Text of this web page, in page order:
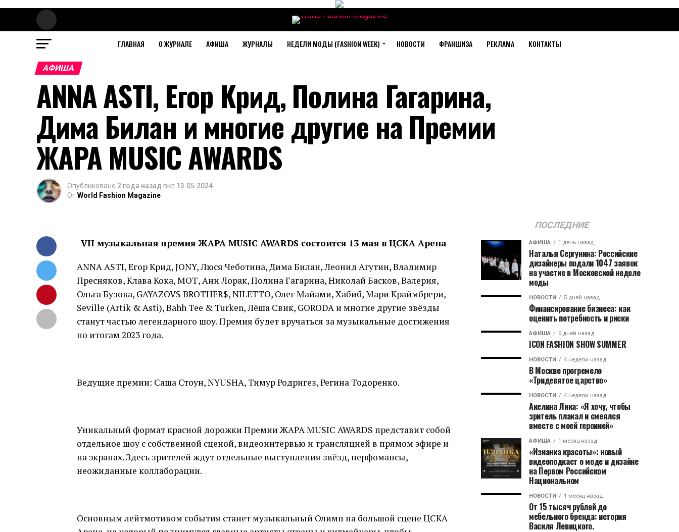
ГЛАВНАЯ О ЖУРНАЛЕ АФИША ЖУРНАЛЫ НЕДЕЛИ МОДЫ (FASHION WEEK) НОВОСТИ ФРАНШИЗА РЕКЛАМА КОНТАКТЫ
АФИША
ANNA ASTI, Егор Крид, Полина Гагарина,
Дима Билан и многие другие на Премии
ЖАРА MUSIC AWARDS
Опубликовано 2 года назад вкл 13.05.2024
ОтWorld Fashion Magazine
VII музыкальная премия ЖАРА MUSIC AWARDS состоится 13 мая в ЦСКА Арена
ANNA ASTI, Егор Крид, JONY, Люся Чеботина, Дима Билан, Леонид Агутин, Владимир
Пресняков, Клава Кока, МОТ, Ани Лорак, Полина Гагарина, Николай Басков, Валерия,
Ольга Бузова, GAYAZOV$ BROTHER$, NILETTO, Олег Майами, Хабиб, Мари Краймбрери,
Seville (Artik & Asti), Bahh Tee & Turken, Лёша Свик, GORODA и многие другие звёзды
станут частью легендарного шоу. Премия будет вручаться за музыкальные достижения
по итогам 2023 года.
Ведущие премии: Саша Стоун, NYUSHA, Тимур Родригез, Регина Тодоренко.
Уникальный формат красной дорожки Премии ЖАРА MUSIC AWARDS представит собой
отдельное шоу с собственной сценой, видеоинтервью и трансляцией в прямом эфире и
на экранах. Здесь зрителей ждут отдельные выступления звёзд, перфомансы,
неожиданные коллаборации.
Основным лейтмотивом события станет музыкальный Олимп на большой сцене ЦСКА
ПОСЛЕДНИЕ
АФИША 1 день назад
Наталья Сергунина: Российские
дизайнеры подали 1047 заявок
на участие в Московской неделе
моды
НОВОСТИ 5 дней назад
Финансирование бизнеса: как
оценить потребность и риски
АФИША 6 дней назад
ICON FASHION SHOW SUMMER
НОВОСТИ 4 недели назад
В Москве прогремело
«Тридевятое царство»
НОВОСТИ 4 недели назад
Акелина Лика: «Я хочу, чтобы
зритель плакал и смеялся
вместе с моей героиней»
АФИША 1 месяц назад
«Изнанка красоты»: новый
видеоподкаст о моде и дизайне
на Первом Российском
Национальном
НОВОСТИ 1 месяц назад
От 15 тысяч рублей до
мебельного бренда: история
Василя Левицкого.